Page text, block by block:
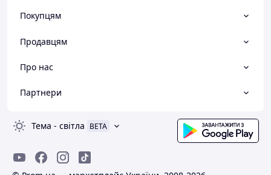
Покупцям
Продавцям
Про нас
Партнери
Тема - світла BETA